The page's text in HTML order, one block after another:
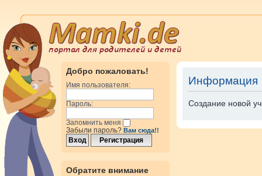
Добро пожаловать!
Имя пользователя:
Пароль:
Запомнить меня
Забыли пароль? Вам сюда!!
Обратите внимание
Информация
Создание новой